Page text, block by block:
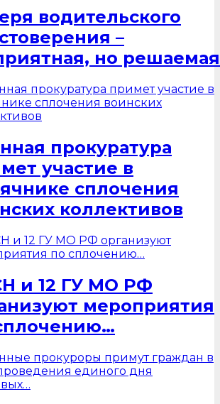
водительского
–
но
прокуратура
участие в
сплочения
коллективов
и 12 ГУ МО РФ
мероприятия